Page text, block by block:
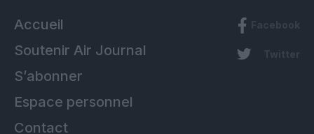
Accueil
Soutenir Air Journal
S’abonner
Espace personnel
Contact